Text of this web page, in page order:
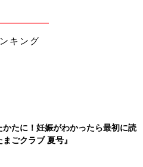
う。
は来ないし、赤ちゃんの頭もかな
なるだろう」と。
していくから、明日になる可能
きたら今日の可能性もなくはな
キング
たに！妊娠がわかったら最初に読
ごクラブ 夏号』